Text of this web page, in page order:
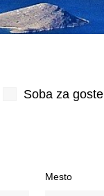
Soba za goste
Mesto